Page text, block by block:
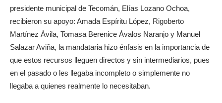
presidente municipal de Tecomán, Elías Lozano Ochoa,
recibieron su apoyo: Amada Espíritu López, Rigoberto
Martínez Ávila, Tomasa Berenice Ávalos Naranjo y Manuel
Salazar Aviña, la mandataria hizo énfasis en la importancia de
que estos recursos lleguen directos y sin intermediarios, pues
en el pasado o les llegaba incompleto o simplemente no
llegaba a quienes realmente lo necesitaban.